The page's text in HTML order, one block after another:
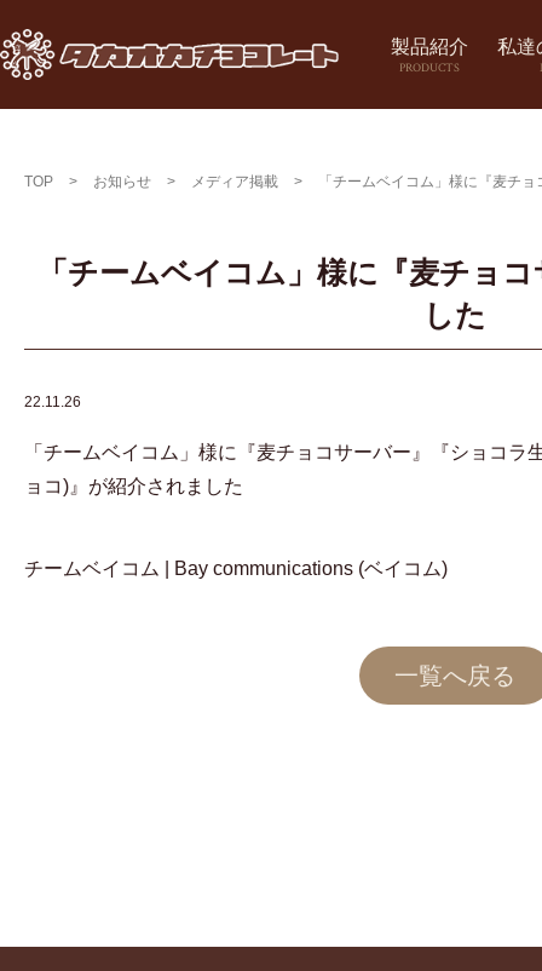
製品紹介
PRODUCTS
私達
TOP > お知らせ > メディア掲載 > 「チームベイコム」様に『麦チ
「チームベイコム」様に『麦チョ
した
22.11.26
「チームベイコム」様に『麦チョコサーバー』『ショコ
ョコ)』が紹介されました
チームベイコム | Bay communications (ベイコム)
一覧へ戻る